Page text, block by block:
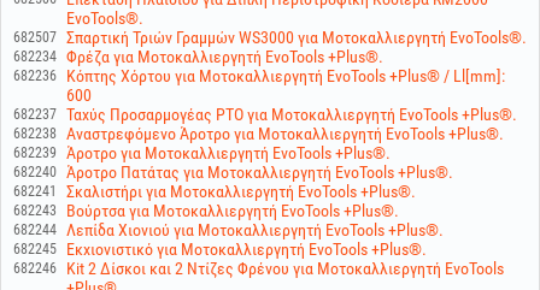
EvoTools®.
682507 Σπαρτική Τριών Γραμμών WS3000 για Μοτοκαλλιεργητή EvoTools®.
682234 Φρέζα για Μοτοκαλλιεργητή EvoTools +Plus®.
682236
Κόπτης Χόρτου για Μοτοκαλλιεργητή EvoTools +Plus® / Ll[mm]:
600
682237 Ταχύς Προσαρμογέας PTO για Μοτοκαλλιεργητή EvoTools +Plus®.
682238 Αναστρεφόμενο Άροτρο για Μοτοκαλλιεργητή EvoTools +Plus®.
682239 Άροτρο για Μοτοκαλλιεργητή EvoTools +Plus®.
682240 Άροτρο Πατάτας για Μοτοκαλλιεργητή EvoTools +Plus®.
682241 Σκαλιστήρι για Μοτοκαλλιεργητή EvoTools +Plus®.
682243 Βούρτσα για Μοτοκαλλιεργητή EvoTools +Plus®.
682244 Λεπίδα Χιονιού για Μοτοκαλλιεργητή EvoTools +Plus®.
682245 Εκχιονιστικό για Μοτοκαλλιεργητή EvoTools +Plus®.
682246
Kit 2 Δίσκοι και 2 Ντίζες Φρένου για Μοτοκαλλιεργητή EvoTools